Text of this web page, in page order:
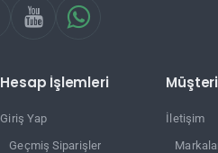
Hesap İşlemleri
Giriş Yap
Geçmiş Siparişler
İletişim